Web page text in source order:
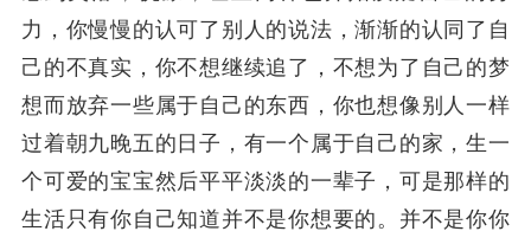
力，你慢慢的认可了别人的说法，渐渐的认同了自
己的不真实，你不想继续追了，不想为了自己的梦
想而放弃一些属于自己的东西，你也想像别人一样
过着朝九晚五的日子，有一个属于自己的家，生一
个可爱的宝宝然后平平淡淡的一辈子，可是那样的
生活只有你自己知道并不是你想要的。并不是你你